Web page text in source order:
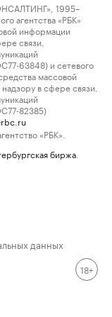
1995–
агентства «РБК»
информации
связи,
63848) и сетевого
массовой
в сфере связи,
82385)
«РБК».
биржа
данных
18+